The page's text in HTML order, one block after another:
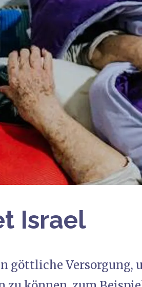
Israel
göttliche Versorgung,